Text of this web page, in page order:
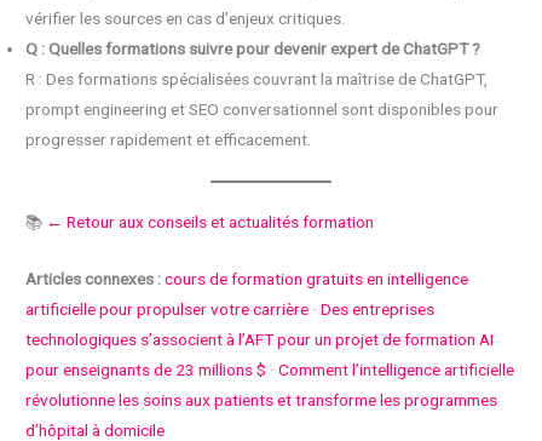
vérifier les sources en cas d’enjeux critiques.
Q : Quelles formations suivre pour devenir expert de ChatGPT ?
R : Des formations spécialisées couvrant la maîtrise de ChatGPT,
prompt engineering et SEO conversationnel sont disponibles pour
progresser rapidement et efficacement.
📚 ← Retour aux conseils et actualités formation
Articles connexes :cours de formation gratuits en intelligence
artificielle pour propulser votre carrière ·Des entreprises
technologiques s’associent à l’AFT pour un projet de formation AI
pour enseignants de 23 millions $ ·Comment l’intelligence artificielle
révolutionne les soins aux patients et transforme les programmes
d’hôpital à domicile